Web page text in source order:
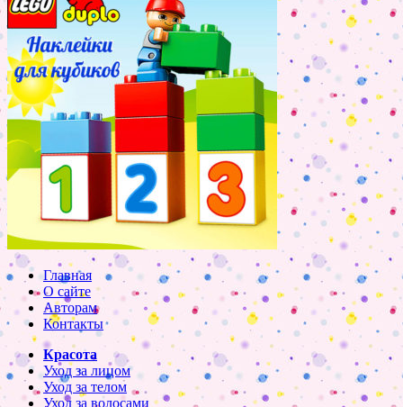
Главная
О сайте
Авторам
Контакты
Красота
Уход за лицом
Уход за телом
Уход за волосами